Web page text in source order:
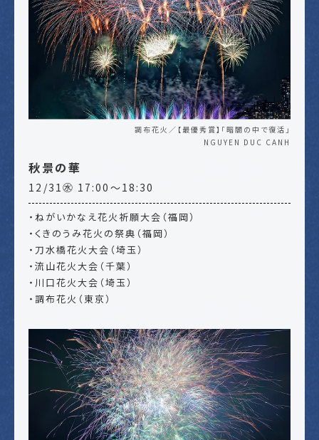
調布花火／【最優秀賞】「暗闇の中で復活」
NGUYEN DUC CANH
秋景の華
12/31㊌ 17:00～18:30
・ねがいかなえ花火祈願大会（福岡）
・くきのうみ花火の祭典（福岡）
・刀水橋花火大会（埼玉）
・流山花火大会（千葉）
・川口花火大会（埼玉）
・調布花火（東京）